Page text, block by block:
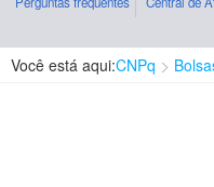
Você está aqui:CNPq